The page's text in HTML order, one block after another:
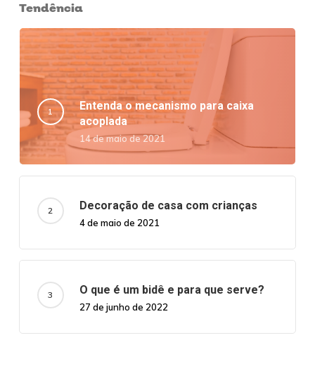
Tendência
Entenda o mecanismo para caixa
acoplada
14 de maio de 2021
Decoração de casa com crianças
4 de maio de 2021
O que é um bidê e para que serve?
27 de junho de 2022